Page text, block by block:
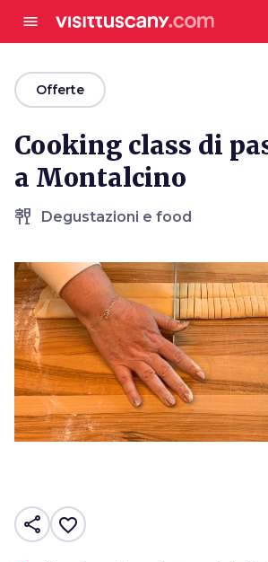
menu
arrow_backOfferte
Cooking class di
a Montalcino
tapas Degustazioni e food
share favorite_border